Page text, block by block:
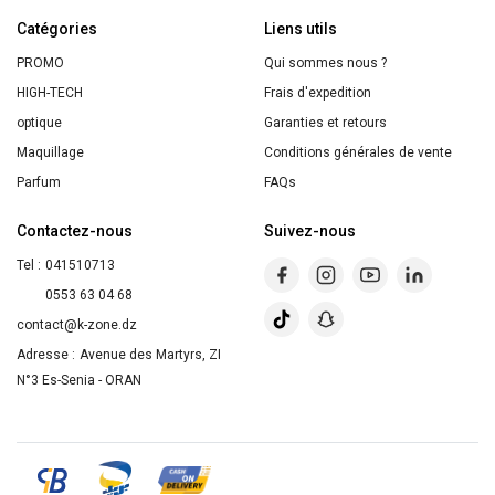
TERNE
"
Catégories
PROMO
HIGH-TECH
optique
Maquillage
Parfum
Liens utils
Qui sommes nous ?
Frais d'expedition
Garanties et retours
Conditions générales de vente
FAQs
Contactez-nous
Tel : 041510713
0553 63 04 68
contact@k-zone.dz
Adresse : Avenue des Martyrs, ZI
N°3 Es-Senia - ORAN
Suivez-nous